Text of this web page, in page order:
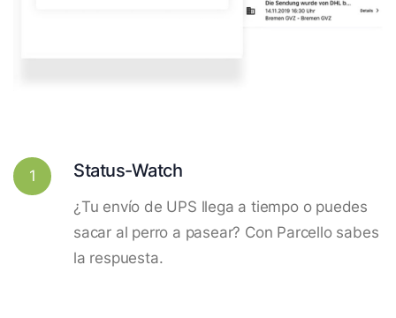
1 Status-Watch
¿Tu envío de UPS llega a tiempo o puedes
sacar al perro a pasear? Con Parcello sabes
la respuesta.